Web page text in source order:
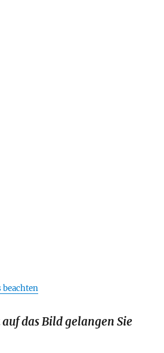
das Bild gelangen Sie